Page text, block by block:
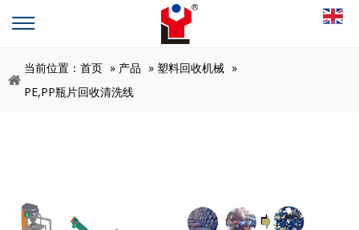
当前位置： 首页 » 产品 » 塑料回收机械 »
PE,PP瓶片回收清洗线